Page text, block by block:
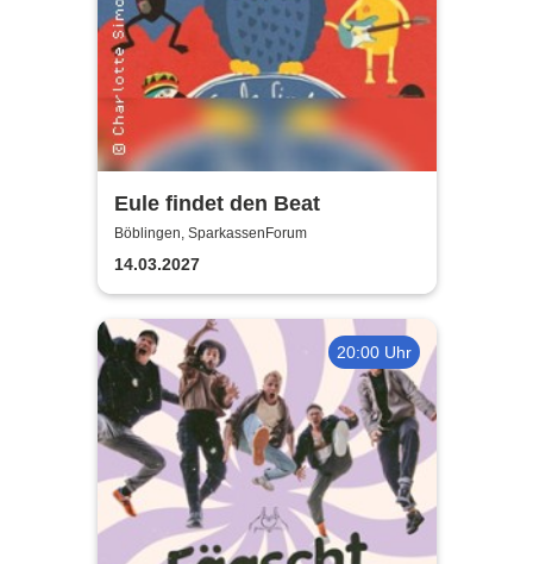
Eule findet den Beat
Böblingen, SparkassenForum
14.03.2027
20:00 Uhr